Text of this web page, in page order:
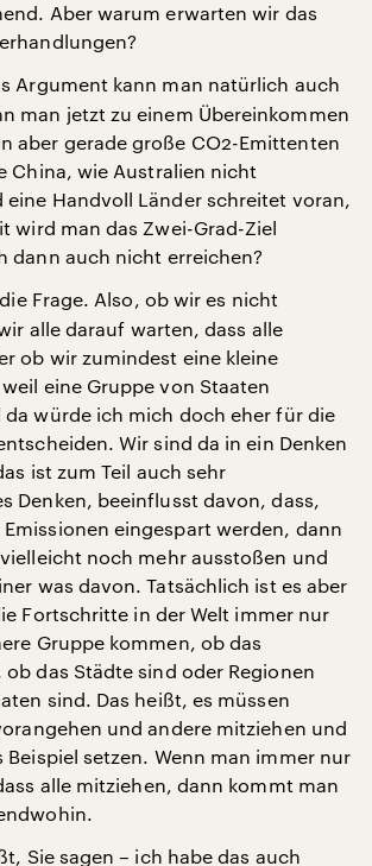
Aber warum erwarten wir das
Argument kann man natürlich auch
man jetzt zu einem Übereinkommen
aber gerade große CO2-Emittenten
China, wie Australien nicht
Handvoll Länder schreitet voran,
wird man das Zwei-Grad-Ziel
dann auch nicht erreichen?
Frage. Also, ob wir es nicht
alle darauf warten, dass alle
ob wir zumindest eine kleine
eine Gruppe von Staaten
würde ich mich doch eher für die
Wir sind da in ein Denken
ist zum Teil auch sehr
Denken, beeinflusst davon, dass,
eingespart werden, dann
noch mehr ausstoßen und
was davon. Tatsächlich ist es aber
Fortschritte in der Welt immer nur
Gruppe kommen, ob das
ob das Städte sind oder Regionen
sind. Das heißt, es müssen
und andere mitziehen und
setzen. Wenn man immer nur
alle mitziehen, dann kommt man
Sie sagen – ich habe das auch